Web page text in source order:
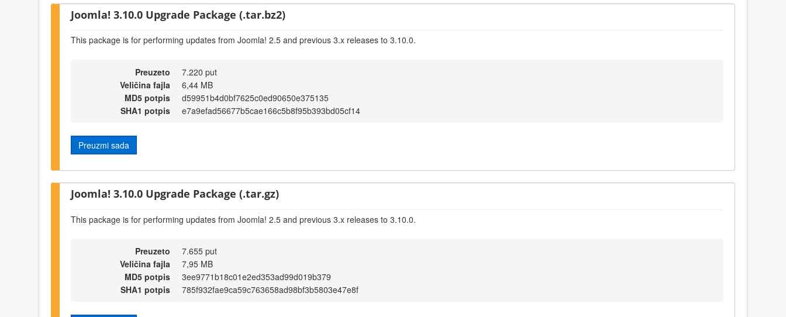
Joomla! 3.10.0 Upgrade Package (.tar.bz2)
This package is for performing updates from Joomla! 2.5 and previous 3.x releases to 3.10.0.
Preuzeto
7.220 put
Veličina fajla
6,44 MB
MD5 potpis
d59951b4d0bf7625c0ed90650e375135
SHA1 potpis
e7a9efad56677b5cae166c5b8f95b393bd05cf14
Preuzmi sada
Joomla! 3.10.0 Upgrade Package (.tar.gz)
This package is for performing updates from Joomla! 2.5 and previous 3.x releases to 3.10.0.
Preuzeto
7.655 put
Veličina fajla
7,95 MB
MD5 potpis
3ee9771b18c01e2ed353ad99d019b379
SHA1 potpis
785f932fae9ca59c763658ad98bf3b5803e47e8f